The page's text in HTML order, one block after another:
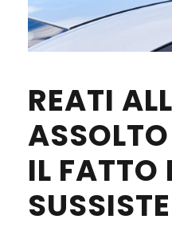
REATI
ASSOLTO
IL FATTO
SUSSISTE